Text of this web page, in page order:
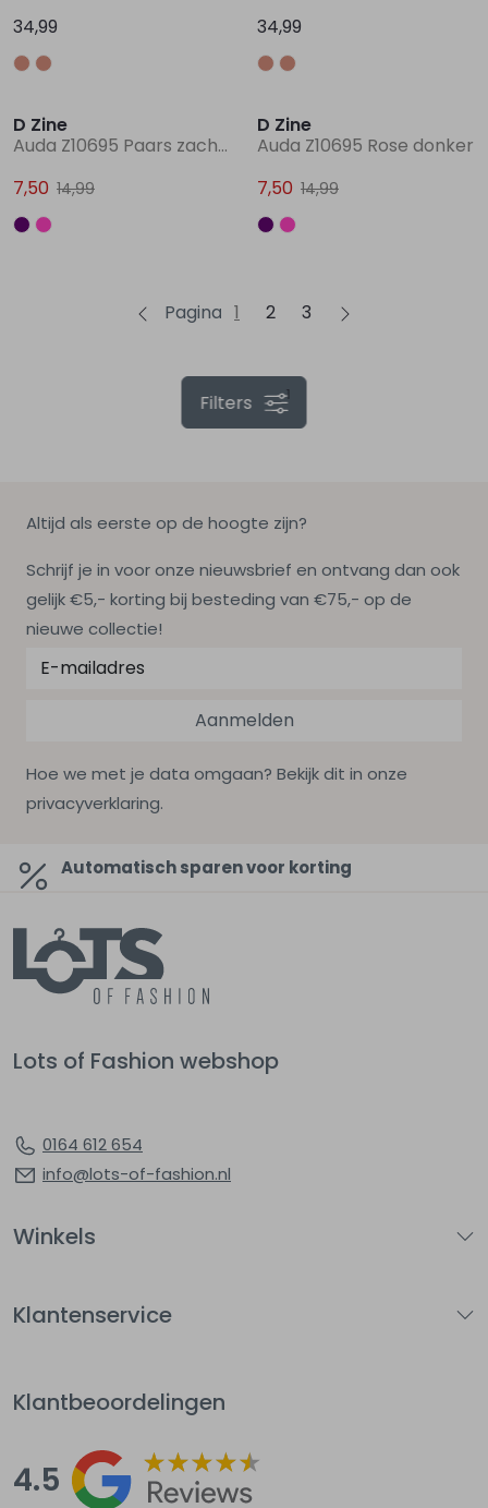
34,99
34,99
D Zine
Auda Z10695 Paars zacht lila
7,50 14,99
D Zine
Auda Z10695 Rose donker
7,50 14,99
Pagina 1 2 3
1
Filters
Altijd als eerste op de hoogte zijn?
Schrijf je in voor onze nieuwsbrief en ontvang dan ook
gelijk €5,- korting bij besteding van €75,- op de
nieuwe collectie!
Aanmelden
Hoe we met je data omgaan? Bekijk dit in onze
privacyverklaring.
Automatisch sparen voor korting
Lots of Fashion webshop
0164 612 654
info@lots-of-fashion.nl
Winkels
Klantenservice
Klantbeoordelingen
4.5